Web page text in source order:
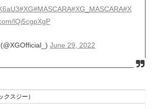
#XG#MASCARA#XG_MASCARA#X
lQi5cgpXgP
June 29, 2022
クスジー）